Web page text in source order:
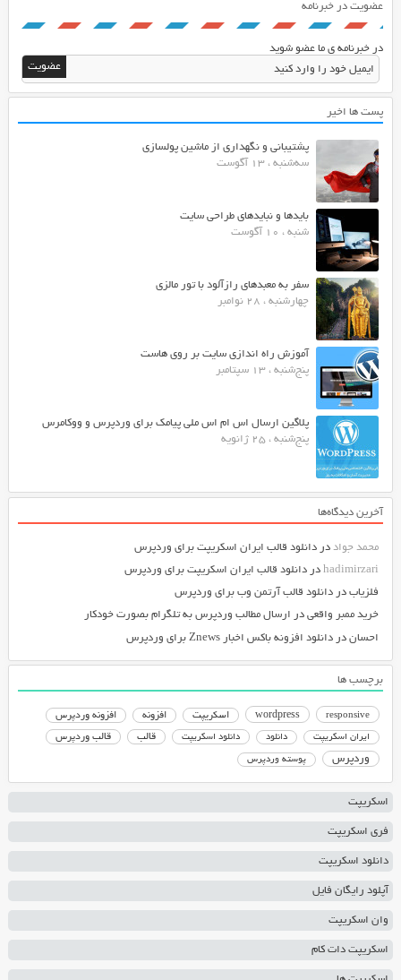
عضویت در خبرنامه
در خبرنامه ی ما عضو شوید
پست ها اخیر
پشتیبانی و نگهداری از ماشین پولسازی
سه‌شنبه ، 13 آگوست
بایدها و نبایدهای طراحی سایت
شنبه ، 10 آگوست
سفر به معبدهای رازآلود با تور مالزی
چهارشنبه ، 28 نوامبر
آموزش راه اندازی سایت بر روی هاست
پنج‌شنبه ، 13 سپتامبر
پلاگین ارسال اس ام اس ملی پیامک برای وردپرس و ووکامرس
پنج‌شنبه ، 25 ژانویه
آخرین دیدگاه‌ها
محمد جواددر دانلود قالب ایران اسکریپت برای وردپرس
hadimirzariدر دانلود قالب ایران اسکریپت برای وردپرس
فلزیابدر دانلود قالب آرتمن وب برای وردپرس
خرید ممبر واقعیدر ارسال مطالب وردپرس به تلگرام بصورت خودکار
احساندر دانلود افزونه باکس اخبار Znews برای وردپرس
برچسب ها
responsive
wordpress اسکریپت افزونه افزونه وردپرس
ایران اسکریپت دانلود دانلود اسکریپت قالب قالب وردپرس
وردپرس پوسته وردپرس
اسکریپت
فری اسکریپت
دانلود اسکریپت
آپلود رایگان فایل
وان اسکریپت
اسکریپت دات کام